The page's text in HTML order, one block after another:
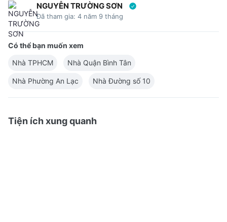
NGUYỄN TRƯỜNG SƠN
Đã tham gia: 4 năm 9 tháng
Có thể bạn muốn xem
Nhà TPHCM
Nhà Quận Bình Tân
Nhà Phường An Lạc Nhà Đường số 10
Tiện ích xung quanh